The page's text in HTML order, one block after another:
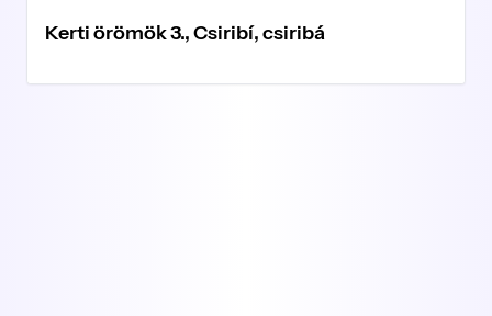
Kerti örömök 3., Csiribí, csiribá